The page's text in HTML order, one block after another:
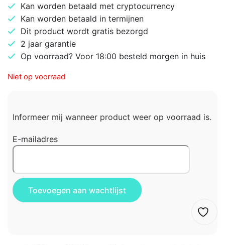
Kan worden betaald met cryptocurrency
Kan worden betaald in termijnen
Dit product wordt gratis bezorgd
2 jaar garantie
Op voorraad? Voor 18:00 besteld morgen in huis
Niet op voorraad
Informeer mij wanneer product weer op voorraad is.
E-mailadres